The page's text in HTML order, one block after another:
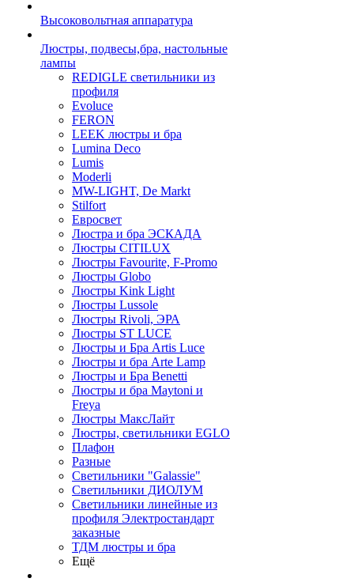
Высоковольтная аппаратура
Люстры, подвесы,бра, настольные
лампы
REDIGLE светильники из
профиля
Evoluce
FERON
LEEK люстры и бра
Lumina Deco
Lumis
Moderli
MW-LIGHT, De Markt
Stilfort
Евросвет
Люстра и бра ЭСКАДА
Люстры CITILUX
Люстры Favourite, F-Promo
Люстры Globo
Люстры Kink Light
Люстры Lussole
Люстры Rivoli, ЭРА
Люстры ST LUCE
Люстры и Бра Artis Luce
Люстры и бра Arte Lamp
Люстры и Бра Benetti
Люстры и бра Maytoni и
Freya
Люстры МаксЛайт
Люстры, светильники EGLO
Плафон
Разные
Светильники "Galassie"
Светильники ДИОЛУМ
Светильники линейные из
профиля Электростандарт
заказные
ТДМ люстры и бра
Ещё